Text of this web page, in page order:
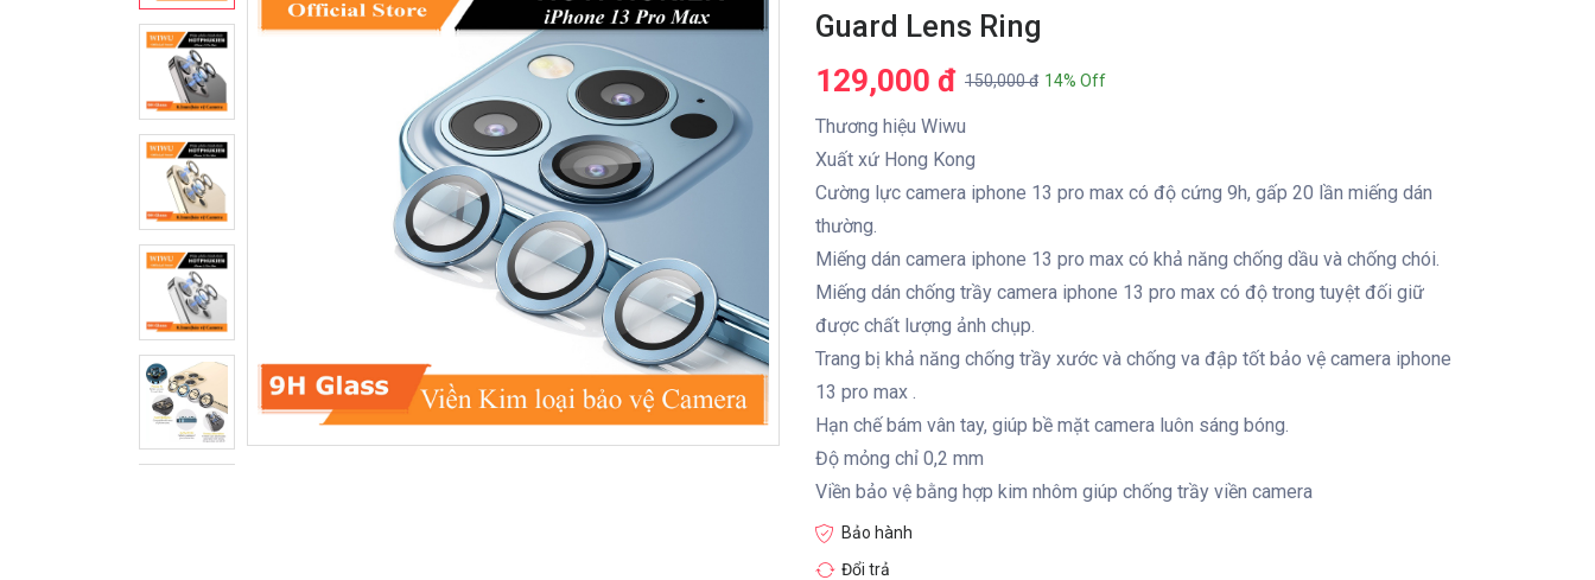
Guard Lens Ring
129,000 đ 150,000 đ 14% Off
Thương hiệu Wiwu
Xuất xứ Hong Kong
Cường lực camera iphone 13 pro max có độ cứng 9h, gấp 20 lần miếng dán
thường.
Miếng dán camera iphone 13 pro max có khả năng chống dầu và chống chói.
Miếng dán chống trầy camera iphone 13 pro max có độ trong tuyệt đối giữ
được chất lượng ảnh chụp.
Trang bị khả năng chống trầy xước và chống va đập tốt bảo vệ camera iphone
13 pro max .
Hạn chế bám vân tay, giúp bề mặt camera luôn sáng bóng.
Độ mỏng chỉ 0,2 mm
Viền bảo vệ bằng hợp kim nhôm giúp chống trầy viền camera
Bảo hành
Đổi trả